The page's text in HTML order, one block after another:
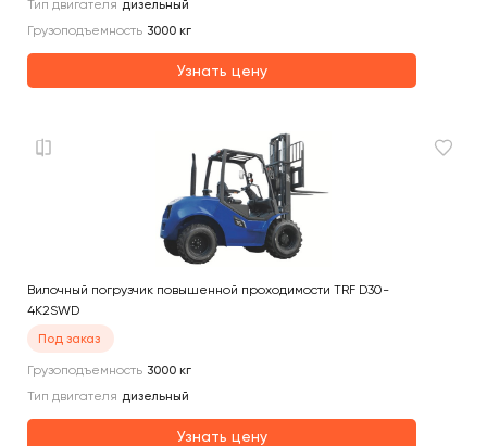
Тип двигателя дизельный
Грузоподъемность 3000 кг
Узнать цену
Вилочный погрузчик повышенной проходимости TRF D30-
4K2SWD
Под заказ
Грузоподъемность 3000 кг
Тип двигателя дизельный
Узнать цену